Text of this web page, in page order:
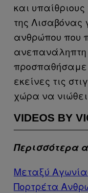
και υπαίθριους
της Λισαβόνας
ανθρώπου που
ανεπανάληπτη
εκείνες τις
χώρα να
VIDEOS BY
Περισσότερα
Μεταξύ
Πορτρέτα